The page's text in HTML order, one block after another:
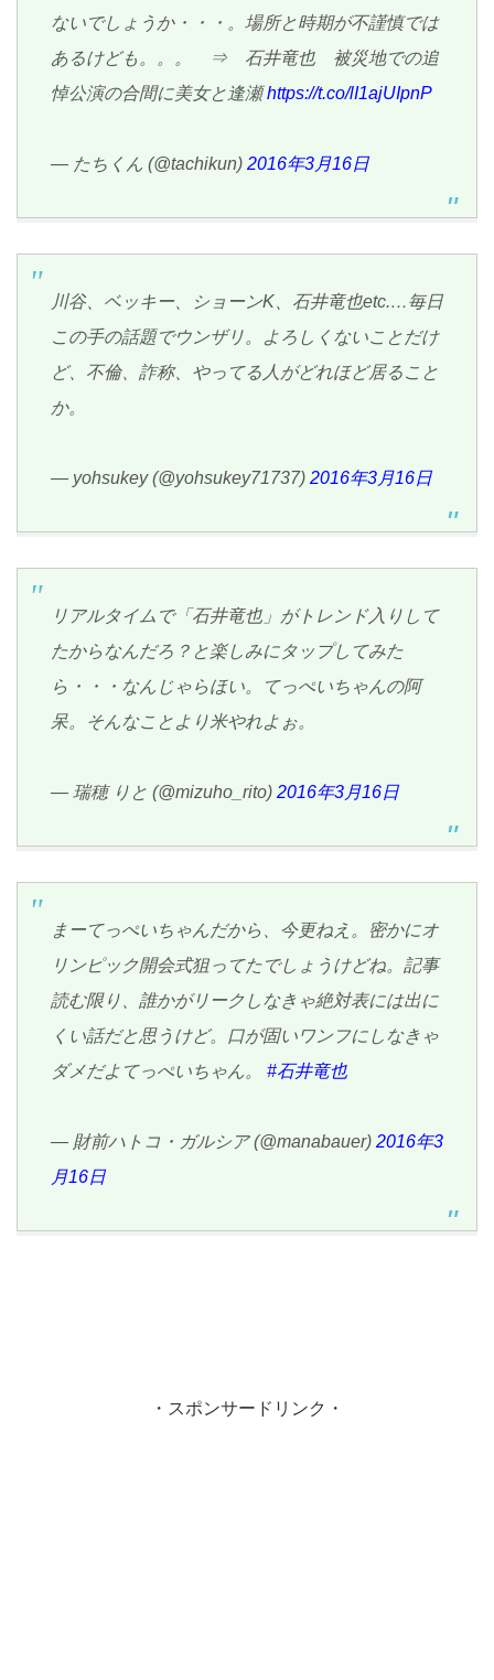
ないでしょうか・・・。場所と時期が不謹慎では
あるけども。。。 ⇒ 石井竜也 被災地での追
悼公演の合間に美女と逢瀬https://t.co/lI1ajUIpnP
— たちくん (@tachikun) 2016年3月16日
川谷、ベッキー、ショーンK、石井竜也etc.…毎日
この手の話題でウンザリ。よろしくないことだけ
ど、不倫、詐称、やってる人がどれほど居ること
か。
— yohsukey (@yohsukey71737) 2016年3月16日
リアルタイムで「石井竜也」がトレンド入りして
たからなんだろ？と楽しみにタップしてみた
ら・・・なんじゃらほい。てっぺいちゃんの阿
呆。そんなことより米やれよぉ。
— 瑞穂 りと (@mizuho_rito) 2016年3月16日
まーてっぺいちゃんだから、今更ねえ。密かにオ
リンピック開会式狙ってたでしょうけどね。記事
読む限り、誰かがリークしなきゃ絶対表には出に
くい話だと思うけど。口が固いワンフにしなきゃ
ダメだよてっぺいちゃん。 #石井竜也
— 財前ハトコ・ガルシア (@manabauer) 2016年3
月16日
・スポンサードリンク・